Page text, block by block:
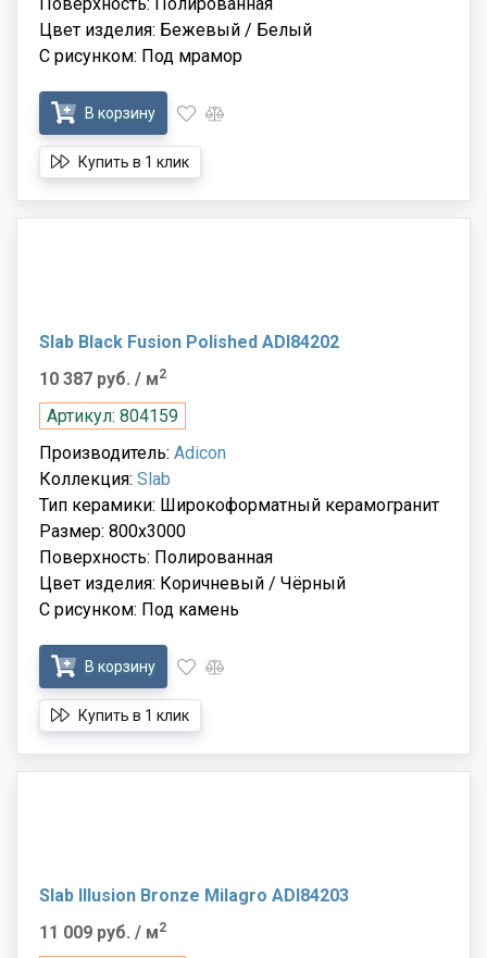
Цвет изделия: Бежевый / Белый
С рисунком: Под мрамор
В корзину
Купить в 1 клик
Slab Black Fusion Polished ADI84202
10 387 руб. / м2
Артикул: 804159
Производитель: Adicon
Коллекция: Slab
Тип керамики: Широкоформатный керамогранит
Размер: 800x3000
Поверхность: Полированная
Цвет изделия: Коричневый / Чёрный
С рисунком: Под камень
В корзину
Купить в 1 клик
Slab Illusion Bronze Milagro ADI84203
11 009 руб. / м2